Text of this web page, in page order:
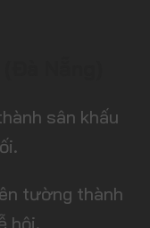
sân khấu
tường thành
hội.